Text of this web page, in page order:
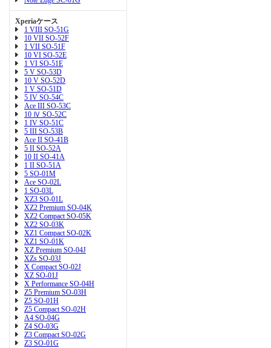
Xperiaケース
1 VIII SO-51G
10 VII SO-52F
1 VII SO-51F
10 VI SO-52E
1 VI SO-51E
5 V SO-53D
10 V SO-52D
1 V SO-51D
5 IV SO-54C
Ace III SO-53C
10 Ⅳ SO-52C
1 IV SO-51C
5 III SO-53B
Ace II SO-41B
5 II SO-52A
10 II SO-41A
1 II SO-51A
5 SO-01M
Ace SO-02L
1 SO-03L
XZ3 SO-01L
XZ2 Premium SO-04K
XZ2 Compact SO-05K
XZ2 SO-03K
XZ1 Compact SO-02K
XZ1 SO-01K
XZ Premium SO-04J
XZs SO-03J
X Compact SO-02J
XZ SO-01J
X Performance SO-04H
Z5 Premium SO-03H
Z5 SO-01H
Z5 Compact SO-02H
A4 SO-04G
Z4 SO-03G
Z3 Compact SO-02G
Z3 SO-01G